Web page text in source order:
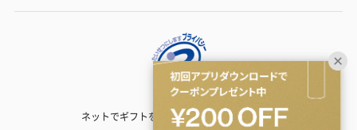
ネットでギフトを贈るなら | TANP（タンプ）